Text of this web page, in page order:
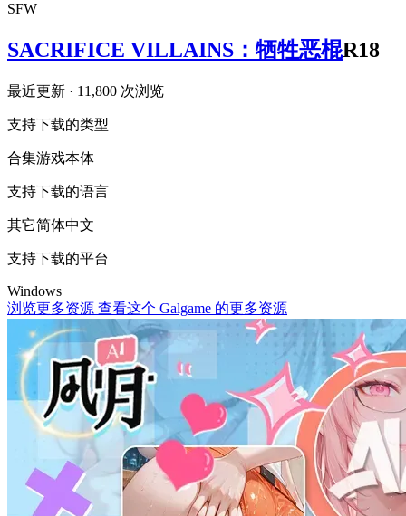
SFW
SACRIFICE VILLAINS：牺牲恶棍R18
最近更新 · 11,800 次浏览
支持下载的类型
合集游戏本体
支持下载的语言
其它简体中文
支持下载的平台
Windows
浏览更多资源 查看这个 Galgame 的更多资源